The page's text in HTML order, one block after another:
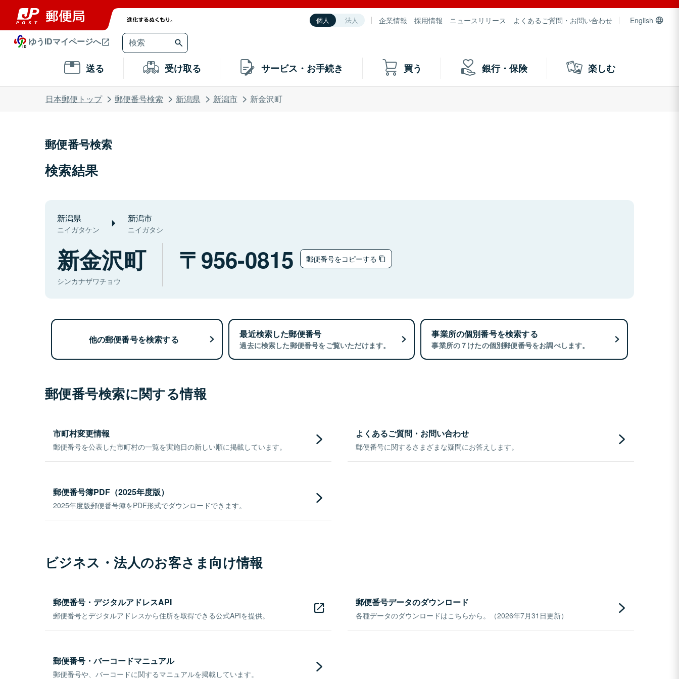
個人 法人 企業情報 採用情報 ニュースリリース よくあるご質問・お問い合わせ English
ゆうIDマイページへ
送る 受け取る サービス・お手続き 買う 銀行・保険 楽しむ
日本郵便トップ 郵便番号検索 新潟県 新潟市 新金沢町
郵便番号検索
検索結果
新潟県
ニイガタケン
新潟市
ニイガタシ
新金沢町
シンカナザワチョウ
956-0815 郵便番号をコピーする
他の郵便番号を検索する 最近検索した郵便番号
過去に検索した郵便番号をご覧いただけます。
事業所の個別番号を検索する
事業所の７けたの個別郵便番号をお調べします。
郵便番号検索に関する情報
市町村変更情報
郵便番号を公表した市町村の一覧を実施日の新しい順に掲載しています。
よくあるご質問・お問い合わせ
郵便番号に関するさまざまな疑問にお答えします。
郵便番号簿PDF（2025年度版）
2025年度版郵便番号簿をPDF形式でダウンロードできます。
ビジネス・法人のお客さま向け情報
郵便番号・デジタルアドレスAPI
郵便番号とデジタルアドレスから住所を取得できる公式APIを提供。
郵便番号データのダウンロード
各種データのダウンロードはこちらから。（2026年7月31日更新）
郵便番号・バーコードマニュアル
郵便番号や、バーコードに関するマニュアルを掲載しています。